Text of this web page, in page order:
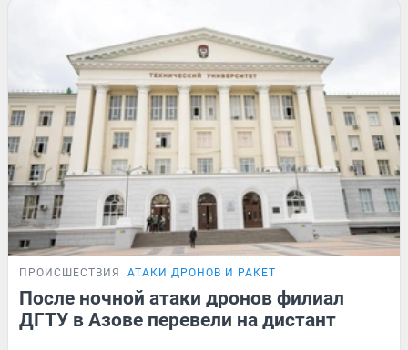
ПРОИСШЕСТВИЯ АТАКИ ДРОНОВ И РАКЕТ
После ночной атаки дронов филиал
ДГТУ в Азове перевели на дистант